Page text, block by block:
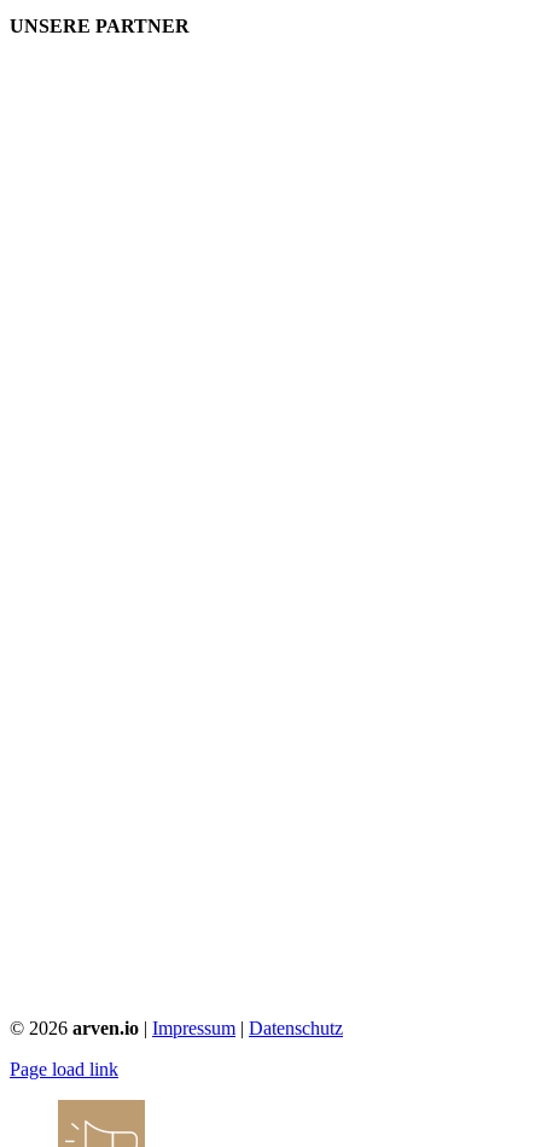
UNSERE PARTNER
© 2026 arven.io | Impressum | Datenschutz
Page load link